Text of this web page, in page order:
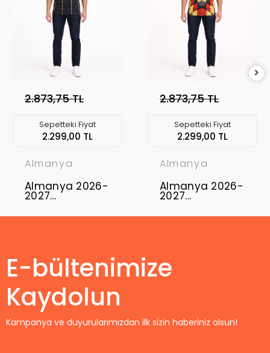
2.873,75 TL
Sepetteki Fiyat
2.299,00 TL
Almanya
Almanya 2026-
2027
Concept
2.873,75 TL
Sepetteki Fiyat
2.299,00 TL
Almanya
Almanya 2026-
2027
Concept
E-bültenimize
Kaydolun
Kampanya ve duyurularımızdan ilk sizin haberiniz olsun!